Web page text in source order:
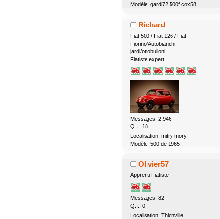
Modèle: gardi72 500f cox58
Richard
Fiat 500 / Fiat 126 / Fiat
Fiorino/Autobianchi
jardi/ottobulloni
Fiatiste expert
Messages: 2.946
Q.I.: 18
Localisation: mitry mory
Modèle: 500 de 1965
Olivier57
Apprenti Fiatiste
Messages: 82
Q.I.: 0
Localisation: Thionville